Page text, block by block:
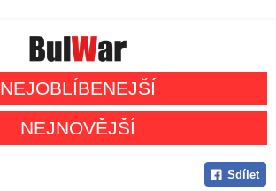
NEJOBLÍBENEJŠÍ
NEJNOVĚJŠÍ
Sdílet